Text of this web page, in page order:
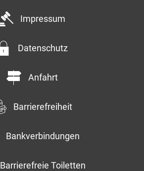
Impressum
Datenschutz
Anfahrt
Barrierefreiheit
Bankverbindungen
Barrierefreie Toiletten